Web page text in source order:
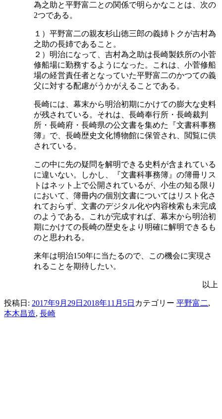
為之助と平野富二との関係で明らかなことは、次の
2つである。
１）平野富二の親友杉山徳三郎の義姉トクが吉村為
之助の長姉であること。
２）明治になって、吉村為之助は長崎製鉄所の小菅
修船場に勤務するようになった。これは、小菅修船
場の経営責任者となっていた平野富二のかつての義
父に対する配慮がうかがえることである。
長崎には、幕末から明治初期にかけての膨大な史料
が残されている。それは、長崎奉行所・長崎裁判
所・長崎府・長崎県の公文書を集めた『文書科事務
簿』で、長崎歴史文化博物館に保管され、閲覧に供
されている。
この中に先の疑問を解明できる史料が含まれている
に違いない。しかし、『文書科事務簿』の簿冊リス
トはネット上で公開されているが、小生の知る限り
において、簿冊内の個別文書についてはリスト化さ
れておらず、文書のデジタル化や内容検索も未完成
のようである。これが完成すれば、幕末から明治初
期にかけての長崎の歴史をより明確に解明できるも
のと思われる。
来年は明治150年に当たるので、この機会に実現さ
れることを期待したい。
以上
投稿日: 2017年9月29日 2018年11月5日 カテゴリー 平野富二,
本木昌造, 長崎